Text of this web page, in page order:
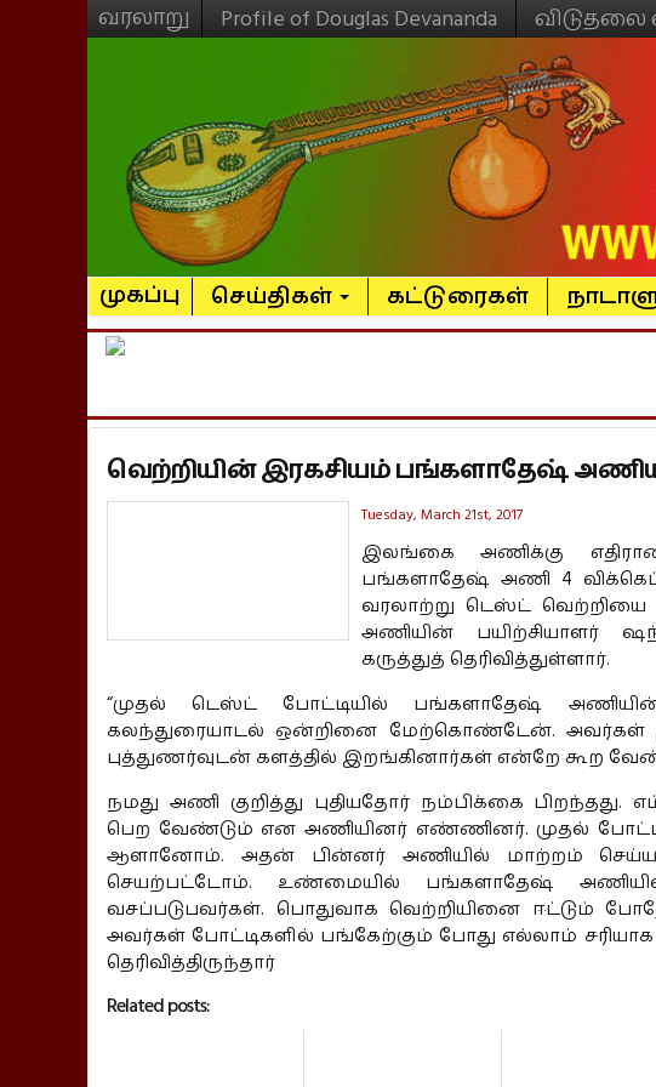
வரலாறு Profile of Douglas Devananda விடுதலை
முகப்பு செய்திகள் கட்டுரைகள்
வெற்றியின் இரகசியம் பங்களாதேஷ்
Tuesday, March 21st, 2017
இலங்கை அணிக்கு
பங்களாதேஷ் அணி 4 விக்கெட்
வரலாற்று டெஸ்ட் வெற்றியை
அணியின் பயிற்சியாளர்
கருத்துத் தெரிவித்துள்ளார்.
“முதல் டெஸ்ட் போட்டியில் பங்களாதேஷ்
கலந்துரையாடல் ஒன்றினை மேற்கொண்டேன். அவர்கள்
புத்துணர்வுடன் களத்தில் இறங்கினார்கள் என்றே கூற
நமது அணி குறித்து புதியதோர் நம்பிக்கை பிறந்தது.
பெற வேண்டும் என அணியினர் எண்ணினர். முதல்
ஆளானோம். அதன் பின்னர் அணியில் மாற்றம் செய்ய
செயற்பட்டோம். உண்மையில் பங்களாதேஷ்
வசப்படுபவர்கள். பொதுவாக வெற்றியினை ஈட்டும்
அவர்கள் போட்டிகளில் பங்கேற்கும் போது எல்லாம்
தெரிவித்திருந்தார்
Related posts: